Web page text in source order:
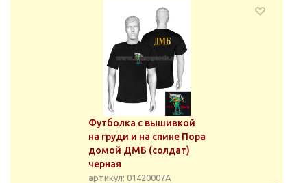
Футболка с вышивкой
на груди и на спине Пора
домой ДМБ (солдат)
черная
артикул: 01420007А